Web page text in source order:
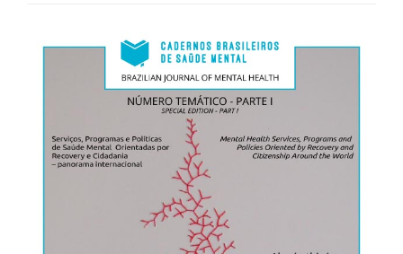
Barra
artigos